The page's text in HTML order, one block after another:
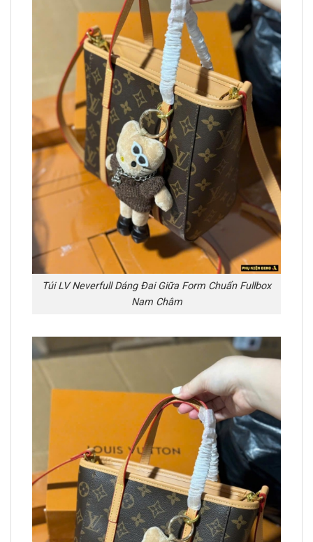
Túi LV Neverfull Dáng Đai Giữa Form Chuẩn Fullbox
Nam Châm